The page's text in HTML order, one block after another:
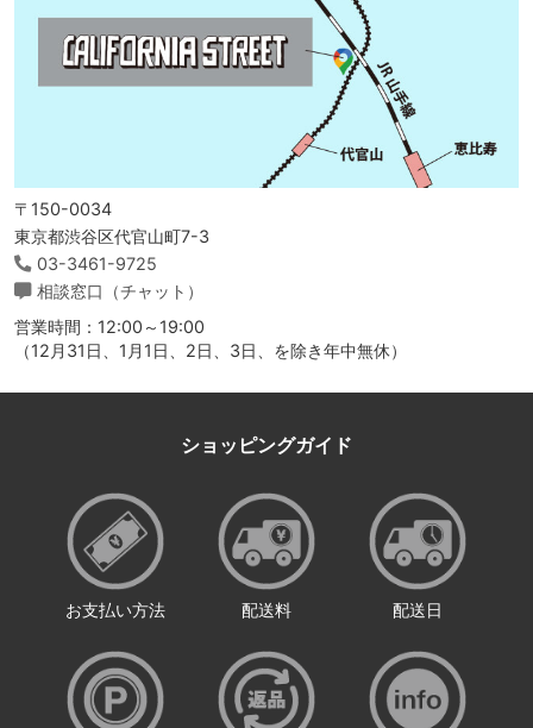
〒150-0034
東京都渋谷区代官山町7-3
03-3461-9725
相談窓口（チャット）
営業時間：12:00～19:00
（12月31日、1月1日、2日、3日、を除き年中無休）
ショッピングガイド
お支払い方法 配送料 配送日